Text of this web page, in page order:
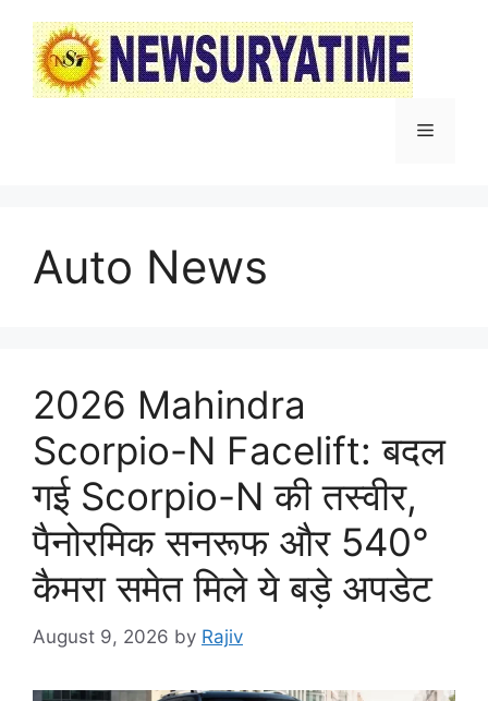
content
Menu
Auto News
2026 Mahindra
Scorpio-N Facelift: बदल
गई Scorpio-N की तस्वीर,
पैनोरमिक सनरूफ और 540°
कैमरा समेत मिले ये बड़े अपडेट
August 9, 2026 by Rajiv